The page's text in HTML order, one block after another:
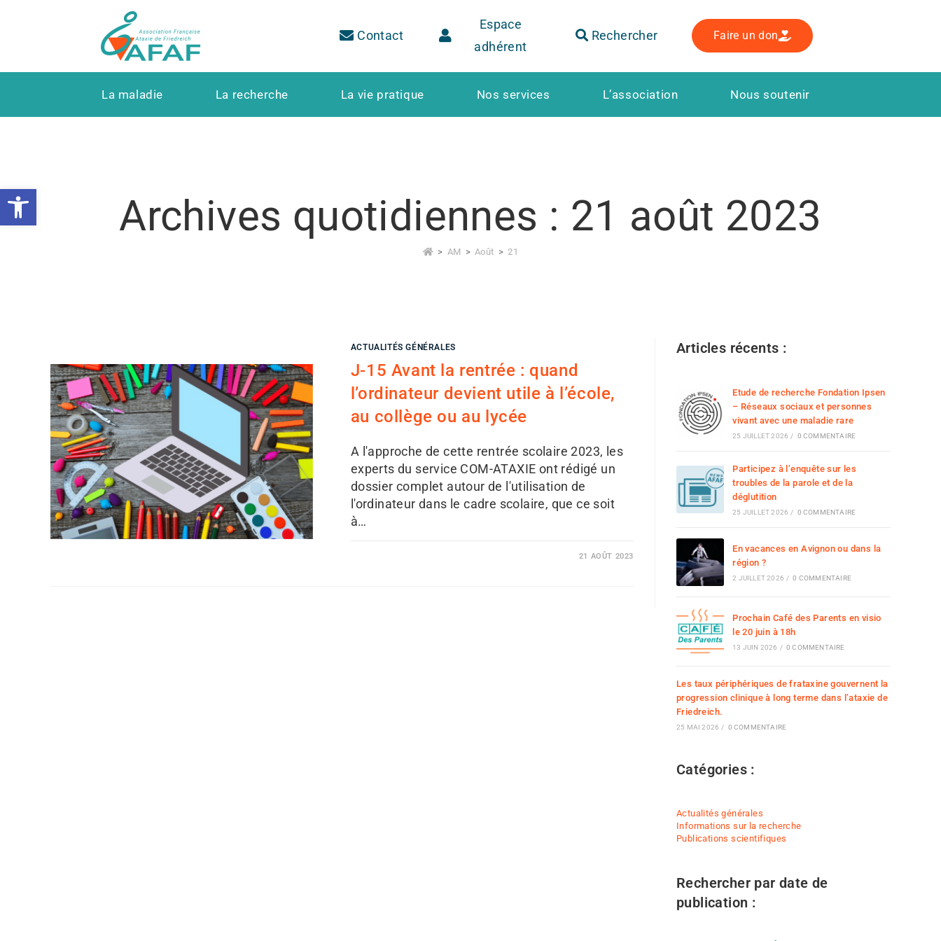
Ouvrir la barre d’outils
Contact
Espace
adhérent
Rechercher Faire un don
La maladie La recherche La vie pratique Nos services L’association Nous soutenir
Archives quotidiennes : 21 août 2023
> AM > Août > 21
ACTUALITÉS GÉNÉRALES
J-15 Avant la rentrée : quand
l’ordinateur devient utile à l’école,
au collège ou au lycée
A l'approche de cette rentrée scolaire 2023, les
experts du service COM-ATAXIE ont rédigé un
dossier complet autour de l'utilisation de
l'ordinateur dans le cadre scolaire, que ce soit
à…
21 AOÛT 2023
Articles récents :
Etude de recherche Fondation Ipsen
– Réseaux sociaux et personnes
vivant avec une maladie rare
25 JUILLET 2026 / 0 COMMENTAIRE
Participez à l’enquête sur les
troubles de la parole et de la
déglutition
25 JUILLET 2026 / 0 COMMENTAIRE
En vacances en Avignon ou dans la
région ?
2 JUILLET 2026 / 0 COMMENTAIRE
Prochain Café des Parents en visio
le 20 juin à 18h
13 JUIN 2026 / 0 COMMENTAIRE
Les taux périphériques de frataxine gouvernent la
progression clinique à long terme dans l’ataxie de
Friedreich.
25 MAI 2026 / 0 COMMENTAIRE
Catégories :
Actualités générales
Informations sur la recherche
Publications scientifiques
Rechercher par date de
publication :